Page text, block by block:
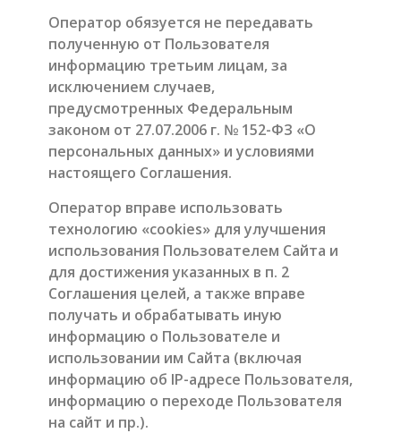
Оператор обязуется не передавать
полученную от Пользователя
информацию третьим лицам, за
исключением случаев,
предусмотренных Федеральным
законом от 27.07.2006 г. № 152-ФЗ «О
персональных данных» и условиями
настоящего Соглашения.
Оператор вправе использовать
технологию «cookies» для улучшения
использования Пользователем Сайта и
для достижения указанных в п. 2
Соглашения целей, а также вправе
получать и обрабатывать иную
информацию о Пользователе и
использовании им Сайта (включая
информацию об IP-адресе Пользователя,
информацию о переходе Пользователя
на сайт и пр.).